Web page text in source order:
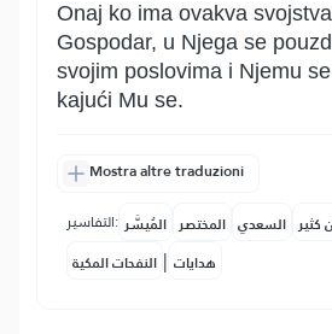
Onaj ko ima ovakva
Gospodar, u Njega se
svojim poslovima i Njemu
kajući Mu se.
Mostra altre traduzioni
التفاسير: المُيسَّر المختصر السعدي كثير
النفحات المكية | هدايات